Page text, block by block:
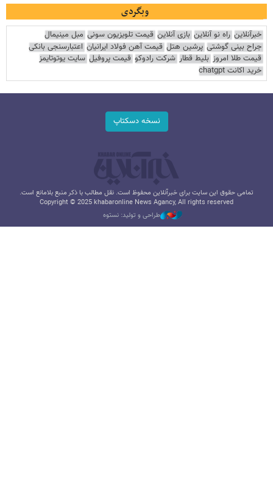
وبگردی
خبرآنلاین راه نو آنلاین بازی آنلاین قیمت تلویزیون سونی مبل مینیمال
جراح بینی گوشتی پرشین هتل قیمت آهن فولاد ایرانیان اعتبارسنجی بانکی
قیمت طلا امروز بلیط قطار شرکت رادوکو قیمت پروفیل سایت یوتوتایمز
خرید اکانت chatgpt
نسخه دسکتاپ
تمامی حقوق این سایت برای خبرآنلاین محفوظ است. نقل مطالب با ذکر منبع بلامانع است.
Copyright © 2025 khabaronline News Agancy, All rights reserved
طراحی و تولید: نستوه